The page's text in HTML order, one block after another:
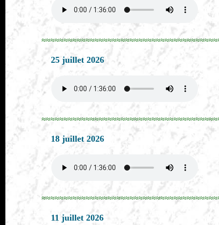
25 juillet 2026
18 juillet 2026
11 juillet 2026